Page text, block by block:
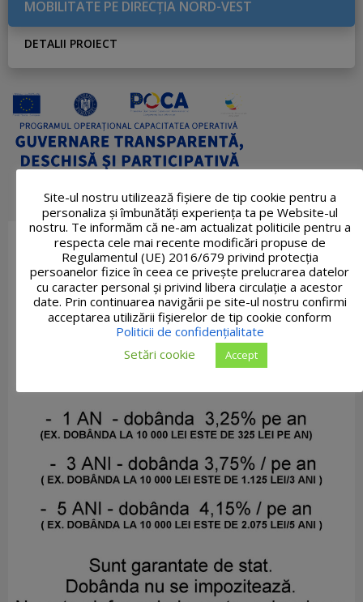
MOBILITATE PE DIRECŢIA NORD-VEST
DETALII PROIECT
Site-ul nostru utilizează fişiere de tip cookie pentru a
personaliza și îmbunătăți experiența ta pe Website-ul
nostru. Te informăm că ne-am actualizat politicile pentru a
respecta cele mai recente modificări propuse de
Regulamentul (UE) 2016/679 privind protecția
persoanelor fizice în ceea ce privește prelucrarea datelor
cu caracter personal și privind libera circulație a acestor
date. Prin continuarea navigării pe site-ul nostru confirmi
acceptarea utilizării fişierelor de tip cookie conform
Politicii de confidențialitate
Setări cookie
Accept